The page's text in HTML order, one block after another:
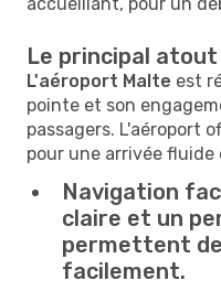
Le principal
L'aéroport Malte est
pointe et son
passagers. L'aéroport
pour une arrivée fluide
Navigation
claire et un
permettent
facilement.